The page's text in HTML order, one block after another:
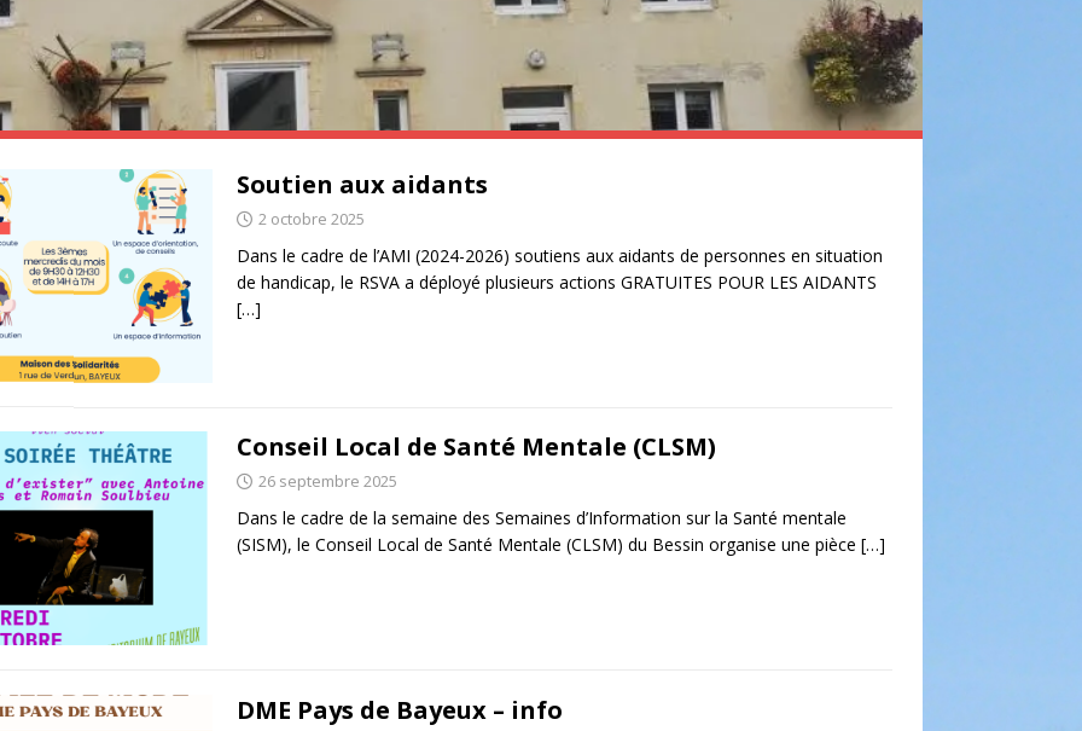
Soutien aux aidants
2 octobre 2025
Dans le cadre de l’AMI (2024-2026) soutiens aux aidants de personnes en situation
de handicap, le RSVA a déployé plusieurs actions GRATUITES POUR LES AIDANTS
[…]
Conseil Local de Santé Mentale (CLSM)
26 septembre 2025
Dans le cadre de la semaine des Semaines d’Information sur la Santé mentale
(SISM), le Conseil Local de Santé Mentale (CLSM) du Bessin organise une pièce […]
DME Pays de Bayeux – info